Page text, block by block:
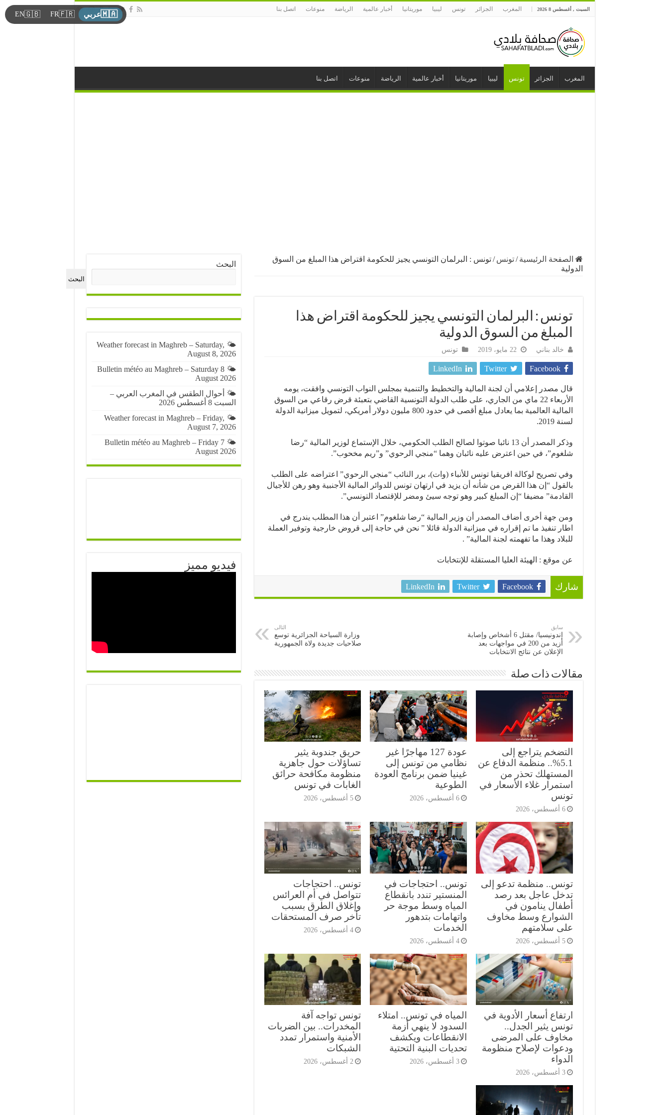
السبت , أغسطس 8 2026 المغرب الجزائر تونس ليبيا موريتانيا أخبار عالمية الرياضة منوعات اتصل بنا
المغرب الجزائر تونس ليبيا موريتانيا أخبار عالمية الرياضة منوعات اتصل بنا
الصفحة الرئيسية / تونس / تونس : البرلمان التونسي يجيز للحكومة اقتراض هذا المبلغ من السوق
الدولية
تونس : البرلمان التونسي يجيز للحكومة اقتراض هذا
المبلغ من السوق الدولية
خالد بناني 22 مايو، 2019 تونس
Facebook
Twitter
LinkedIn
قال مصدر إعلامي أن لجنة المالية والتخطيط والتنمية بمجلس النواب التونسي وافقت، يومه
الأربعاء 22 ماي من الجاري، على طلب الدولة التونسية القاضي بتعبئة قرض رقاعي من السوق
المالية العالمية بما يعادل مبلغ أقصى في حدود 800 مليون دولار أمريكي، لتمويل ميزانية الدولة
لسنة 2019.
وذكر المصدر أن 13 نائبا صوتوا لصالح الطلب الحكومي، خلال الإستماع لوزير المالية “رضا
شلغوم”، في حين اعترض عليه نائبان وهما “منجي الرحوي” و”ريم مخحوب”.
وفي تصريح لوكالة افريقيا تونس للأنباء (وات)، برر النائب “منجي الرحوي” اعتراضه على الطلب
بالقول “إن هذا القرض من شأنه أن يزيد في ارتهان تونس للدوائر المالية الأجنبية وهو رهن للأجيال
القادمة” مضيفا “إن المبلغ كبير وهو توجه سيئ ومضر للإقتصاد التونسي”.
ومن جهة أخرى أضاف المصدر أن وزير المالية “رضا شلغوم” اعتبر أن هذا المطلب يندرج في
اطار تنفيذ ما تم إقراره في ميزانية الدولة قائلا ” نحن في حاجة إلى قروض خارجية وتوفير العملة
للبلاد وهذا ما تفهمته لجنة المالية” .
عن موقع : الهيئة العليا المستقلة للإنتخابات
شارك Facebook
Twitter
LinkedIn
سابق
إندونيسيا/ مقتل 6 أشخاص وإصابة
أزيد من 200 في مواجهات بعد
الإعلان عن نتائج الانتخابات
التالى
وزارة السياحة الجزائرية توسع
صلاحيات جديدة ولاة الجمهورية
مقالات ذات صلة
التضخم يتراجع إلى
5.1%.. منظمة الدفاع عن
المستهلك تحذر من
استمرار غلاء الأسعار في
تونس
6 أغسطس، 2026
عودة 127 مهاجرًا غير
نظامي من تونس إلى
غينيا ضمن برنامج العودة
الطوعية
6 أغسطس، 2026
حريق جندوبة يثير
تساؤلات حول جاهزية
منظومة مكافحة حرائق
الغابات في تونس
5 أغسطس، 2026
تونس.. منظمة تدعو إلى
تدخل عاجل بعد رصد
أطفال ينامون في
الشوارع وسط مخاوف
على سلامتهم
5 أغسطس، 2026
تونس.. احتجاجات في
المنستير تندد بانقطاع
المياه وسط موجة حر
واتهامات بتدهور
الخدمات
4 أغسطس، 2026
تونس.. احتجاجات
تتواصل في أم العرائس
وإغلاق الطرق بسبب
تأخر صرف المستحقات
4 أغسطس، 2026
ارتفاع أسعار الأدوية في
تونس يثير الجدل..
مخاوف على المرضى
ودعوات لإصلاح منظومة
الدواء
3 أغسطس، 2026
المياه في تونس.. امتلاء
السدود لا ينهي أزمة
الانقطاعات ويكشف
تحديات البنية التحتية
3 أغسطس، 2026
تونس تواجه آفة
المخدرات.. بين الضربات
الأمنية واستمرار تمدد
الشبكات
2 أغسطس، 2026
البحث
البحث
🌤️ Weather forecast in Maghreb – Saturday,
August 8, 2026
🌤️ Bulletin météo au Maghreb – Saturday 8
August 2026
🌤️ أحوال الطقس في المغرب العربي –
السبت 8 أغسطس 2026
🌤️ Weather forecast in Maghreb – Friday,
August 7, 2026
🌤️ Bulletin météo au Maghreb – Friday 7
August 2026
فيديو مميز
🇲🇦عربي 🇫🇷
FR
🇬🇧
EN